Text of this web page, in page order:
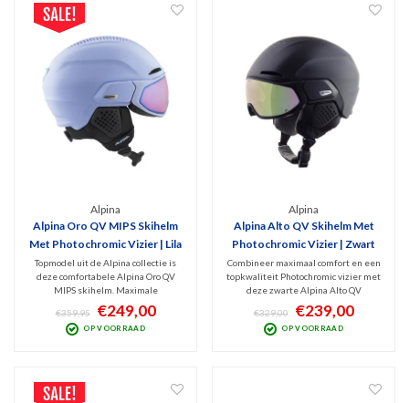
Alpina
Alpina Oro QV MIPS Skihelm
Met Photochromic Vizier | Lila
Topmodel uit de Alpina collectie is
deze comfortabele Alpina Oro QV
MIPS skihelm. Maximale
bescherming dankzij het MIPS
systeem én ideaal gemak door het
meekleurende QuattroVarioflex
€359,95 €249,00
OP VOORRAAD
Alpina
Alpina Alto QV Skihelm Met
Photochromic Vizier | Zwart
Combineer maximaal comfort en een
topkwaliteit Photochromic vizier met
deze zwarte Alpina Alto QV
Hardshell skihelm. Optimale
bescherming en ventilatie en
optimaal zicht bij nagenoeg elk weer.
€329,00 €239,00
OP VOORRAAD